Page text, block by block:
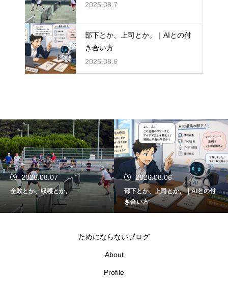
2026.08.7
部下とか、上司とか。｜AIとの付
き合い方
2026.08.6
2026.08.07
全敗とか、収穫とか。
2026.08.06
部下とか、上司とか。｜AIとの付
き合い方
ためにならないブログ
About
Profile